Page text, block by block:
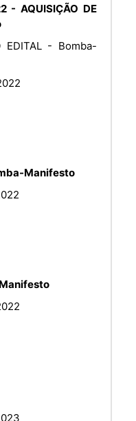
- AQUISIÇÃO DE
EDITAL - Bomba-
Manifesto